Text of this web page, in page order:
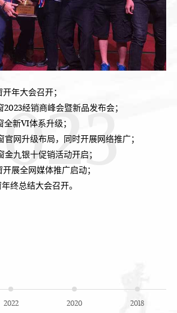
年大会召开；
经销商峰会暨新品发布会；
新VI体系升级；
网升级布局，同时开展网络推广；
九银十促销活动开启；
展全网媒体推广启动；
终总结大会召开。
2022 2020 2018